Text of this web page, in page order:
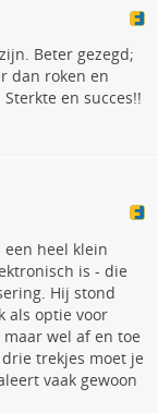
Beter gezegd;
dan roken en
en succes!!
een heel klein
is - die
Hij stond
als optie voor
wel af en toe
trekjes moet je
vaak gewoon